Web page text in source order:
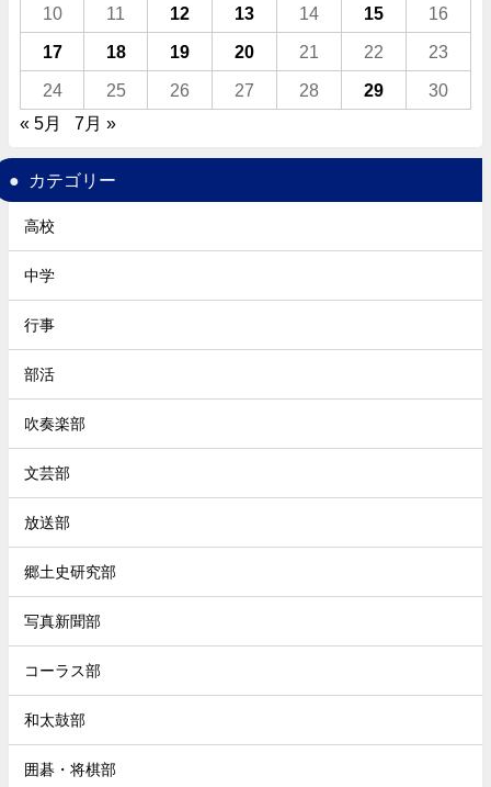
10 11 12 13 14 15 16
17 18 19 20 21 22 23
24 25 26 27 28 29
30
« 5月
7月 »
カテゴリー
高校
中学
行事
部活
吹奏楽部
文芸部
放送部
郷土史研究部
写真新聞部
コーラス部
和太鼓部
囲碁・将棋部